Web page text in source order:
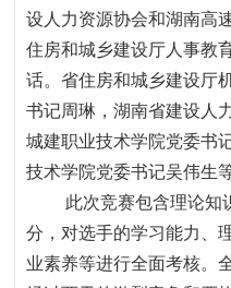
设人力资源协会和湖南高
住房和城乡建设厅人事教
话。省住房和城乡建设厅
书记周琳，湖南省建设人
城建职业技术学院党委书
技术学院党委书记吴伟生
此次竞赛包含理论知
分，对选手的学习能力、
业素养等进行全面考核。